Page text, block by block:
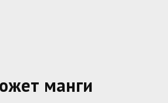
манги